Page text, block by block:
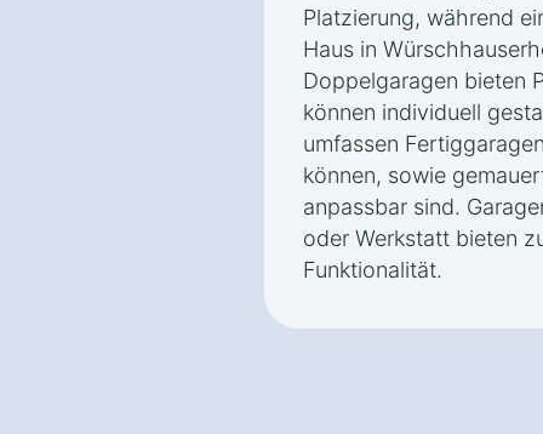
Platzierung, während
Haus in
Doppelgaragen bieten
können individuell
umfassen
können, sowie
anpassbar sind.
oder Werkstatt bieten
Funktionalität.